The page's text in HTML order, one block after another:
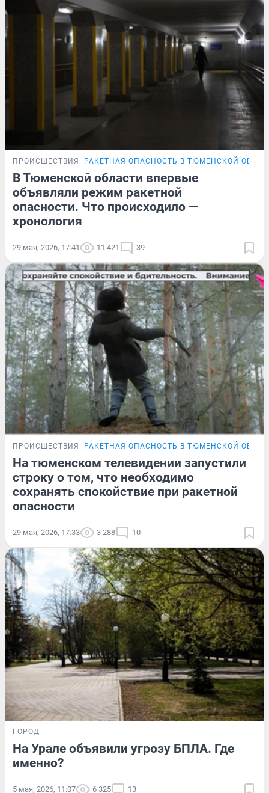
ПРОИСШЕСТВИЯ РАКЕТНАЯ ОПАСНОСТЬ В ТЮМЕНСКОЙ
В Тюменской области впервые
объявляли режим ракетной
опасности. Что происходило —
хронология
29 мая, 2026, 17:41 11 421 39
ПРОИСШЕСТВИЯ РАКЕТНАЯ ОПАСНОСТЬ В ТЮМЕНСКОЙ
На тюменском телевидении запустили
строку о том, что необходимо
сохранять спокойствие при ракетной
опасности
29 мая, 2026, 17:33 3 288 10
ГОРОД
На Урале объявили угрозу БПЛА. Где
именно?
5 мая, 2026, 11:07 6 325 13